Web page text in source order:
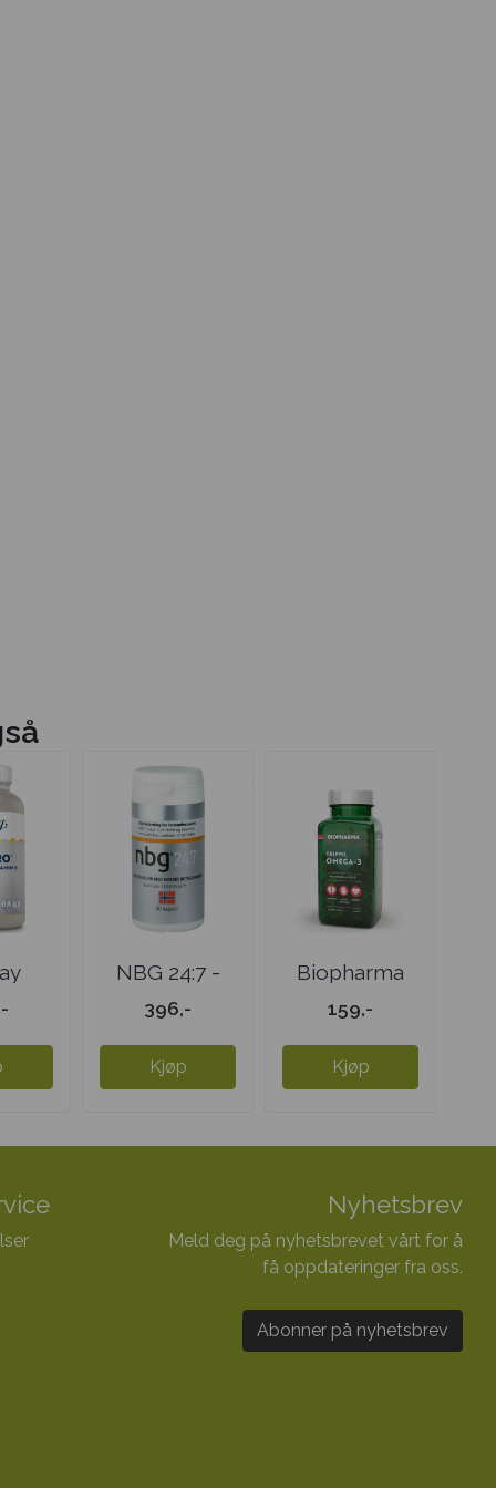
jern
NBG 24:7 -
liten
396,-
Kjøp
Biopharma
Trippel Omega
159,-
Kjøp
Nyhetsbrev
Meld deg på nyhetsbrevet vårt for å
få oppdateringer fra oss.
Abonner på nyhetsbrev